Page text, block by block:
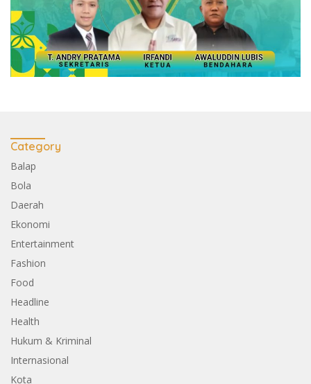
Category
Balap
Bola
Daerah
Ekonomi
Entertainment
Fashion
Food
Headline
Health
Hukum & Kriminal
Internasional
Kota